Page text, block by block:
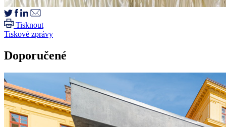
Tisknout
Tiskové zprávy
Doporučené